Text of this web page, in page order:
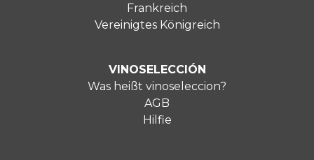
Frankreich
Vereinigtes Königreich
VINOSELECCIÓN
Was heißt vinoseleccion?
AGB
Hilfie